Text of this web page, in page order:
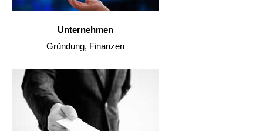
Unternehmen
Gründung, Finanzen